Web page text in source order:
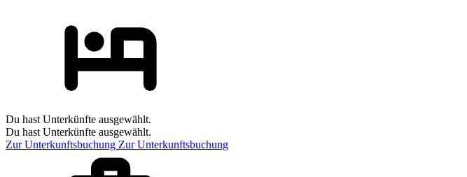
Du hast Unterkünfte ausgewählt.
Du hast Unterkünfte ausgewählt.
Zur Unterkunftsbuchung Zur Unterkunftsbuchung